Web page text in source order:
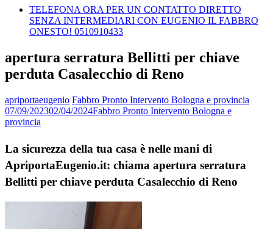
TELEFONA ORA PER UN CONTATTO DIRETTO
SENZA INTERMEDIARI CON EUGENIO IL FABBRO
ONESTO! 0510910433
apertura serratura Bellitti per chiave
perduta Casalecchio di Reno
apriportaeugenio Fabbro Pronto Intervento Bologna e provincia
07/09/202302/04/2024Fabbro Pronto Intervento Bologna e
provincia
La sicurezza della tua casa è nelle mani di
ApriportaEugenio.it: chiama apertura serratura
Bellitti per chiave perduta Casalecchio di Reno